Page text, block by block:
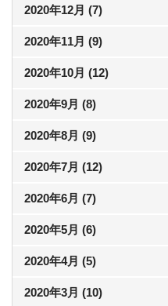
2020年12月 (7)
2020年11月 (9)
2020年10月 (12)
2020年9月 (8)
2020年8月 (9)
2020年7月 (12)
2020年6月 (7)
2020年5月 (6)
2020年4月 (5)
2020年3月 (10)